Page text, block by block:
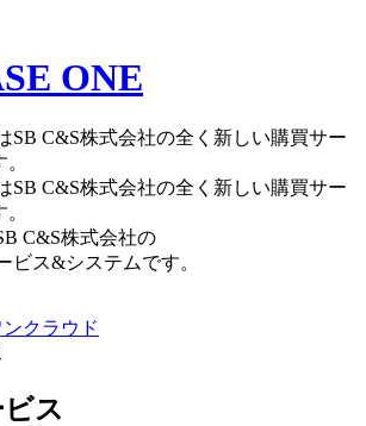
ONE
C&S株式会社の
ビス&システムです。
クラウド
ス